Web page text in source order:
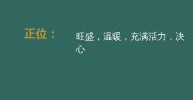
正位：
旺盛，温暖，充满活力，决
心